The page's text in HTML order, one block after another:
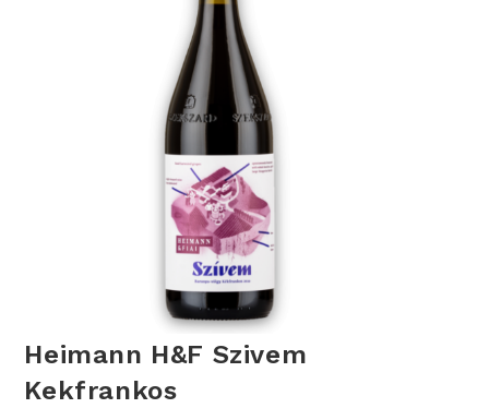
Heimann H&F Szivem
Kekfrankos